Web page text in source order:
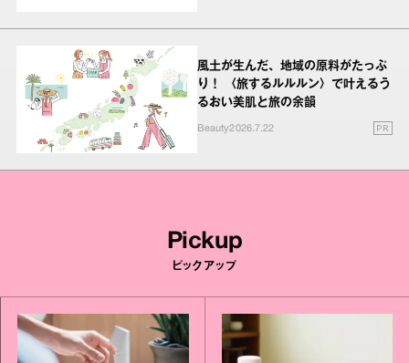
風土が生んだ、地域の原料がたっぷ
り！ 〈旅するルルルン〉で叶えるう
るおい美肌と旅の余韻
Beauty2026.7.22 PR
Pickup
ピックアップ